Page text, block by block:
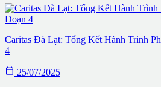
Caritas Đà Lạt: Tổng Kết Hành Trình
4
 25/07/2025